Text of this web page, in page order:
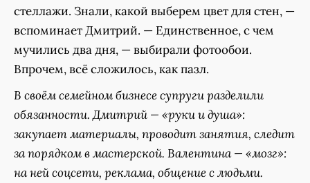
стеллажи. Знали, какой выберем цвет для стен, —
вспоминает Дмитрий. — Единственное, с чем
мучились два дня, — выбирали фотообои.
Впрочем, всё сложилось, как пазл.
В своём семейном бизнесе супруги разделили
обязанности. Дмитрий — «руки и душа»:
закупает материалы, проводит занятия, следит
за порядком в мастерской. Валентина — «мозг»:
на ней соцсети, реклама, общение с людьми.